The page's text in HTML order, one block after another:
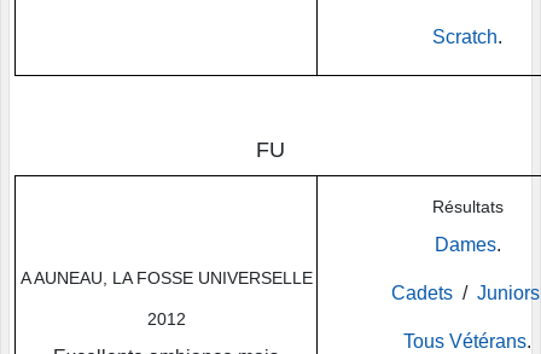
Scratch.
FU
A AUNEAU, LA FOSSE UNIVERSELLE
2012
Résultats
Dames.
Cadets/
Tous Vétérans.